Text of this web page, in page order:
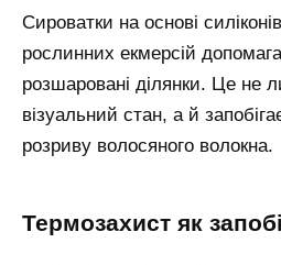
Сироватки на основі
рослинних екмерсій
розшаровані ділянки. Це не
візуальний стан, а й
розриву волосяного волокна.
термозахист як